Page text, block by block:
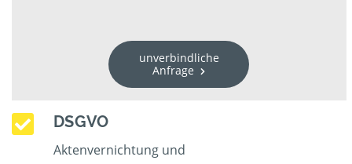
unverbindliche
Anfrage
DSGVO
Aktenvernichtung und